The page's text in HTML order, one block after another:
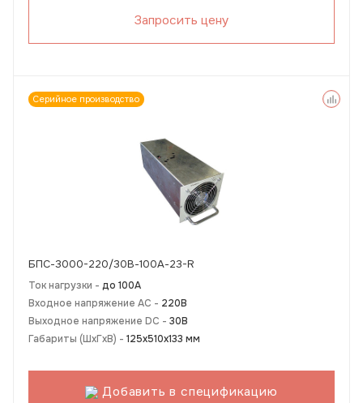
Запросить цену
Серийное производство
БПС-3000-220/30В-100А-23-R
Ток нагрузки - до 100А
Входное напряжение AC - 220В
Выходное напряжение DC - 30В
Габариты (ШхГхВ) - 125х510х133 мм
Добавить в спецификацию